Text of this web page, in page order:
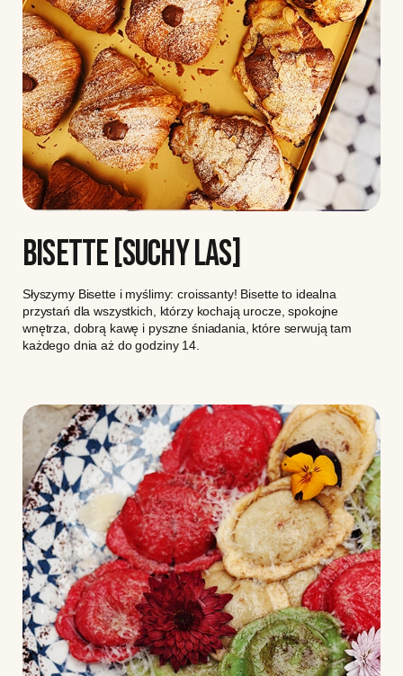
BISETTE [SUCHY LAS]
Słyszymy Bisette i myślimy: croissanty! Bisette to idealna
przystań dla wszystkich, którzy kochają urocze, spokojne
wnętrza, dobrą kawę i pyszne śniadania, które serwują tam
każdego dnia aż do godziny 14.